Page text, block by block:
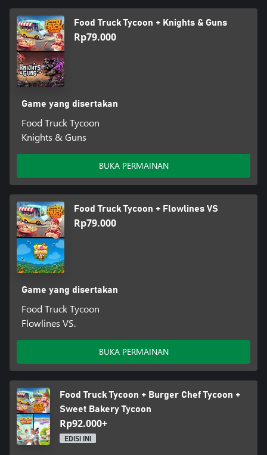
Food Truck Tycoon + Knights & Guns
Rp79.000
Game yang disertakan
Food Truck Tycoon
Knights & Guns
BUKA PERMAINAN
Food Truck Tycoon + Flowlines VS
Rp79.000
Game yang disertakan
Food Truck Tycoon
Flowlines VS.
BUKA PERMAINAN
Food Truck Tycoon + Burger Chef Tycoon +
Sweet Bakery Tycoon
Rp92.000+
EDISI INI